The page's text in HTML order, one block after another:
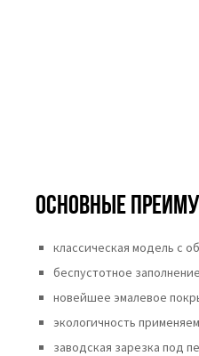
Основные
классическая модель с
беспустотное
новейшее эмалевое
экологичность
заводская зарезка под